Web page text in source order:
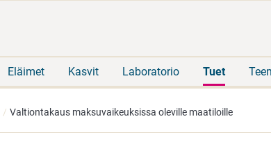
Eläimet Kasvit Laboratorio Tuet
Valtiontakaus maksuvaikeuksissa oleville maatiloille